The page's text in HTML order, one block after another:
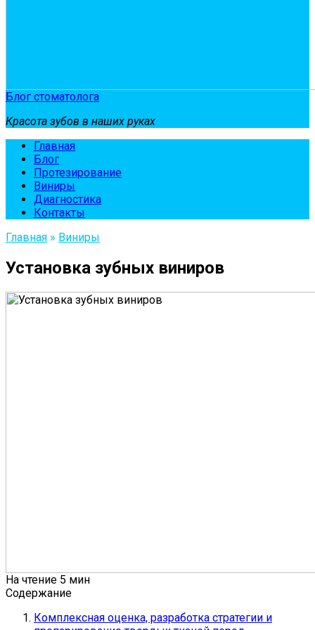
Блог стоматолога
Красота зубов в наших руках
Главная
Блог
Протезирование
Виниры
Диагностика
Контакты
Главная » Виниры
Установка зубных виниров
На чтение 5 мин
Содержание
Комплексная оценка, разработка стратегии и